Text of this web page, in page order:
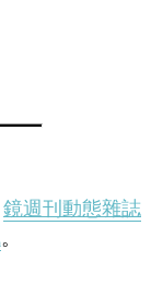
鏡週刊動態雜誌
。